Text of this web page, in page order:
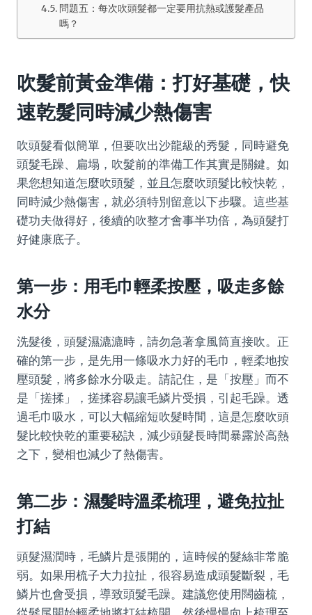
問題五：每次吹頭髮都一定要用抗熱或護髮產品
嗎？
吹髮前黃金準備：打好基礎，快
速乾髮同時減少熱傷害
吹頭髮看似簡單，但要吹出沙龍級的秀髮，同時避免
頭髮毛躁、扁塌，吹髮前的準備工作其實是關鍵。如
果您想知道怎麼吹頭髮，並且怎麼吹頭髮比較快乾，
同時減少熱傷害，就必須特別留意以下步驟。這些基
礎功夫做得好，後續的吹整才會事半功倍，為頭髮打
好健康底子。
第一步：用毛巾輕柔按壓，吸走多餘
水分
洗髮後，頭髮濕漉漉時，請勿急著拿風筒直接吹。正
確的第一步，是先用一條吸水力好的毛巾，輕柔地按
壓頭髮，將多餘水分吸走。請記住，是「按壓」而不
是「搓揉」，搓揉容易讓毛鱗片受損，引起毛躁。透
過毛巾吸水，可以大幅縮短吹髮時間，這是怎麼吹頭
髮比較快乾的重要秘訣，減少頭髮長時間暴露於高熱
之下，變相也減少了熱傷害。
第二步：濕髮時溫柔梳理，避免拉扯
打結
頭髮濕潤時，毛鱗片是張開的，這時候的髮絲非常脆
弱。如果用梳子大力拉扯，很容易造成頭髮斷裂，毛
鱗片也會受損，導致頭髮毛躁。建議您使用闊齒梳，